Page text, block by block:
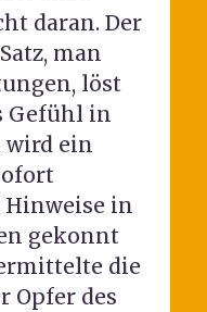
daran. Der
man
löst
Gefühl in
wird ein
Hinweise in
gekonnt
die
Opfer des